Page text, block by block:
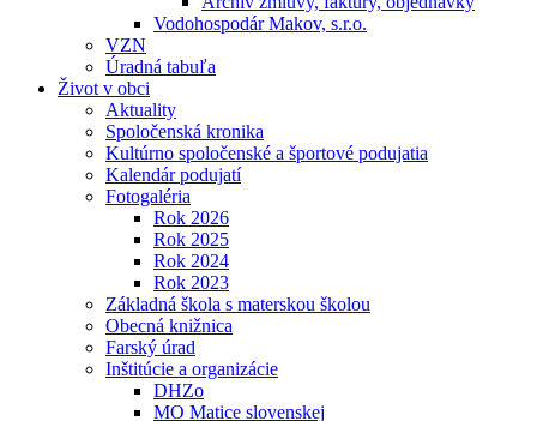
Vodohospodár Makov, s.r.o.
VZN
Úradná tabuľa
Život v obci
Aktuality
Spoločenská kronika
Kultúrno spoločenské a športové podujatia
Kalendár podujatí
Fotogaléria
Rok 2026
Rok 2025
Rok 2024
Rok 2023
Základná škola s materskou školou
Obecná knižnica
Farský úrad
Inštitúcie a organizácie
DHZo
MO Matice slovenskej